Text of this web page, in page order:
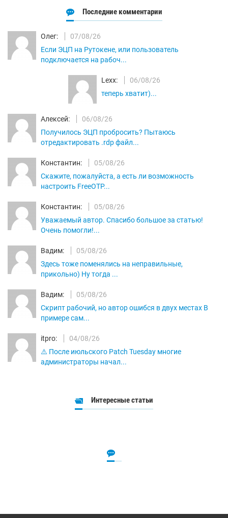
Последние комментарии
Олег:
07/08/26
Если ЭЦП на Рутокене, или пользователь
подключается на рабоч...
Lexx:
06/08/26
теперь хватит)...
Алексей:
06/08/26
Получилось ЭЦП пробросить? Пытаюсь
отредактировать .rdp файл...
Константин:
05/08/26
Скажите, пожалуйста, а есть ли возможность
настроить FreeOTP...
Константин:
05/08/26
Уважаемый автор. Спасибо большое за статью!
Очень помогли!...
Вадим:
05/08/26
Здесь тоже поменялись на неправильные,
прикольно) Ну тогда ...
Вадим:
05/08/26
Скрипт рабочий, но автор ошибся в двух местах В
примере сам...
itpro:
04/08/26
⚠️ После июльского Patch Tuesday многие
администраторы начал...
Интересные статьи